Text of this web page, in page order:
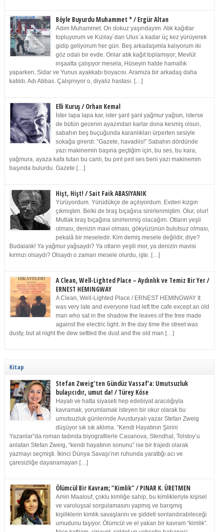
Böyle Buyurdu Muhammet * / Ergür Altan
Adım Muhammet. On dokuz yaşındayım. Atık kağıtlar
topluyorum ve Kızılay`dan Ulus`a kadar üç kez yürüyerek
gidip geliyorum her gün. Beş arkadaşımla kalıyorum iki
göz odalı bir evde. Onlar atık kağıt toplamıyor; Mevlüt
inşaatta çalışıyor mesela, Hüseyin halde hamallık
yaparken, Sidar ve Yunus ayakkabı boyacısı. Aramıza bir arkadaş daha
katıldı. Adı Abbas. Çalışmıyor o, diyaliz hastası. […]
Elli Kuruş / Orhan Kemal
İster lapa lapa kar, ister şarıl şarıl yağmur yağsın, isterse
de bütün gecenin ayazından karlar dona kesmiş olsun,
sabahın beş buçuğunda karanlıkları ürperten sesiyle
sokağa girerdi: “Gazete, havadiis!” Sabahın dördünde
yazı makinemin başına geçtiğim için, bu ses, bu kara,
yağmura, ayaza kafa tutan bu canlı, bu pırıl pırıl ses beni yazı makinemin
başında bulurdu. Gazete […]
Hişt, Hişt! / Sait Faik ABASIYANIK
Yürüyordum. Yürüdükçe de açılıyordum. Evden kızgın
çıkmıştım. Belki de tıraş bıçağına sinirlenmiştim. Olur, olur!
Mutlak tıraş bıçağına sinirlenmiş olacağım. Otların yeşil
olması, denizin mavi olması, gökyüzünün bulutsuz olması,
pekalâ bir meseledir. Kim demiş mesele değildir, diye?
Budalalık! Ya yağmur yağsaydı? Ya otların yeşili mor, ya denizin mavisi
kırmızı olsaydı? Olsaydı o zaman mesele olurdu, işte. […]
A Clean, Well-Lighted Place – Aydınlık ve Temiz Bir Yer /
ERNEST HEMINGWAY
A Clean, Well-Lighted Place / ERNEST HEMINGWAY It
was very late and everyone had left the cafe except an old
man who sat in the shadow the leaves of the tree made
against the electric light. In the day time the street was
dusty, but at night the dew settled the dust and the old man […]
Kitap
Stefan Zweig’ten Gündüz Vassaf’a: Umutsuzluk
bulaşıcıdır, umut da! / Türey Köse
Hayatı ve hatta siyaseti hep edebiyat aracılığıyla
kavramak, yorumlamak isteyen bir okur olarak bu
umutsuzluk günlerinde Avusturyalı yazar Stefan Zweig
düşüyor sık sık aklıma. “Kendi Hayatının Şiirini
Yazanlar”da roman tadında biyografilerle Casanova, Stendhal, Tolstoy’u
anlatan Stefan Zweig, “kendi hayatının sonunu” ise bir trajedi olarak
yazmayı seçmişti. İkinci Dünya Savaşı’nın ruhunda yarattığı acı ve
çaresizliğe dayanamayan […]
Ölümcül Bir Kavram; “Kimlik” / PINAR K. ÜRETMEN
Amin Maalouf, çoklu kimliğe sahip, bu kimlikleriyle kişisel
ve varoluşsal sorgulamasını yapmış ve barışmış
kişiliklerin kimlik savaşlarını ve şiddeti sonlandırabileceği
umudunu taşıyor. Ölümcül ve el yakan bir kavram “kimlik”.